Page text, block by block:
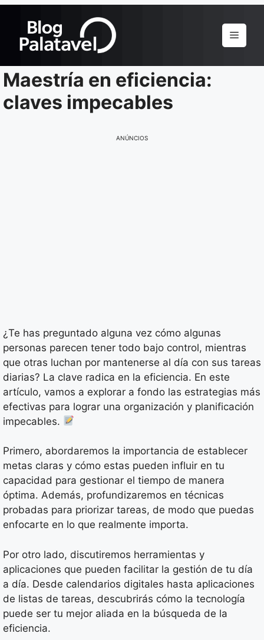
Menu
Maestría en eficiencia:
claves impecables
ANÚNCIOS
¿Te has preguntado alguna vez cómo algunas
personas parecen tener todo bajo control, mientras
que otras luchan por mantenerse al día con sus tareas
diarias? La clave radica en la eficiencia. En este
artículo, vamos a explorar a fondo las estrategias más
efectivas para lograr una organización y planificación
impecables.
Primero, abordaremos la importancia de establecer
metas claras y cómo estas pueden influir en tu
capacidad para gestionar el tiempo de manera
óptima. Además, profundizaremos en técnicas
probadas para priorizar tareas, de modo que puedas
enfocarte en lo que realmente importa.
Por otro lado, discutiremos herramientas y
aplicaciones que pueden facilitar la gestión de tu día
a día. Desde calendarios digitales hasta aplicaciones
de listas de tareas, descubrirás cómo la tecnología
puede ser tu mejor aliada en la búsqueda de la
eficiencia.